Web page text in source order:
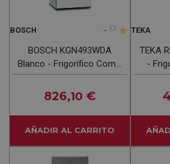
BOSCH - (0)
BOSCH KGN493WDA
Blanco - Frigorífico Combi
No Frost
826,10 €
AÑADIR AL CARRITO
TEKA
TEKA
-